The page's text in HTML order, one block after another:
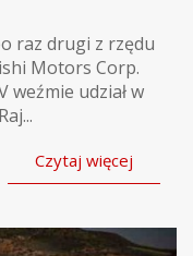
raz drugi z rzędu
Motors Corp.
weźmie udział w
Czytaj więcej